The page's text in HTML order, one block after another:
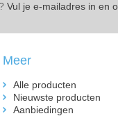
Vul je e-mailadres in en
Meer
Alle producten
Nieuwste producten
Aanbiedingen